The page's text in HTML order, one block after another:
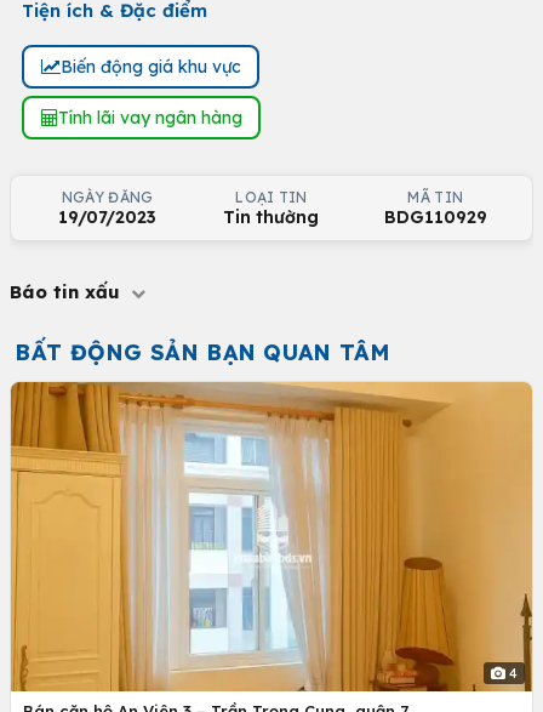
Tiện ích & Đặc điểm
Biến động giá khu vực
Tính lãi vay ngân hàng
NGÀY ĐĂNG
19/07/2023
LOẠI TIN
Tin thường
MÃ TIN
BDG110929
Báo tin xấu
BẤT ĐỘNG SẢN BẠN QUAN TÂM
4